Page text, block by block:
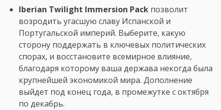
Iberian Twilight Immersion Pack позволит
возродить угасшую славу Испанской и
Португальской империй. Выберите, какую
сторону поддержать в ключевых политических
спорах, и восстановите всемирное влияние,
благодаря которому ваша держава некогда была
крупнейшей экономикой мира. Дополнение
выйдет под конец года, в промежутке с октября
по декабрь.